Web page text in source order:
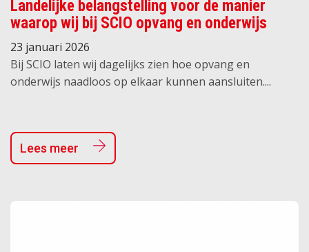
Landelijke belangstelling voor de manier
waarop wij bij SCIO opvang en onderwijs
verbinden
23 januari 2026
Bij SCIO laten wij dagelijks zien hoe opvang en
onderwijs naadloos op elkaar kunnen aansluiten....
Lees meer